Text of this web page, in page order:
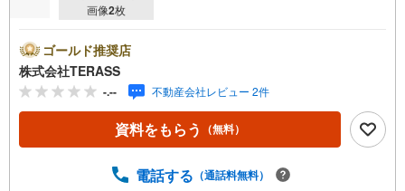
画像2枚
ゴールド推奨店
株式会社TERASS
-.-- 不動産会社レビュー 2件
資料をもらう （無料）
電話する （通話料無料）